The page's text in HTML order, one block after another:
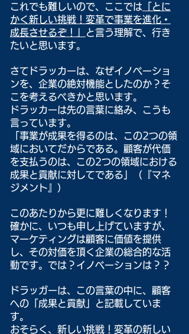
これでも難しいので、ここでは 「とに
かく新しい挑戦！変革で事業を進化・
成長させるぞ！」
と言う理解で、行き
たいと思います。
さてドラッカーは、なぜイノベーショ
ンを、企業の絶対機能としたのか？そ
こを考えるべきかと思います。
ドラッカーは先の言葉に絡み、こうも
言っています。
「事業が成果を得るのは、この2つの領
域においてだからである。顧客が代価
を支払うのは、この2つの領域における
成果と貢献に対してである」（『マネ
ジメント』）
このあたりから更に難しくなります！
確かに、いつも申し上げていますが、
マーケティングは顧客に価値を提供
し、その対価を頂く企業の総合的な活
動です。では？イノベーションは？？
ドラッガーは、この言葉の中に、顧客
への「成果と貢献」と記載していま
す。
おそらく、新しい挑戦！変革の新しい